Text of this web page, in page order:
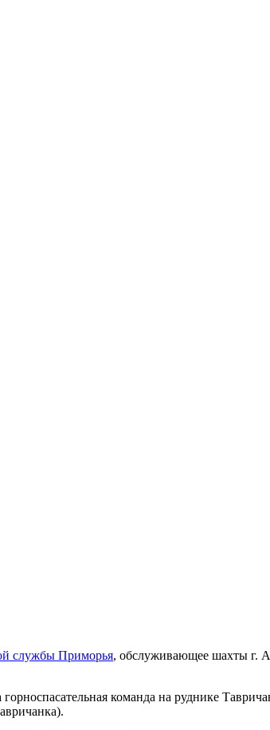
службы Приморья, обслуживающее шахты г.
команда на руднике